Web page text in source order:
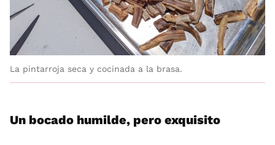
La pintarroja seca y cocinada a la brasa.
Un bocado humilde, pero exquisito